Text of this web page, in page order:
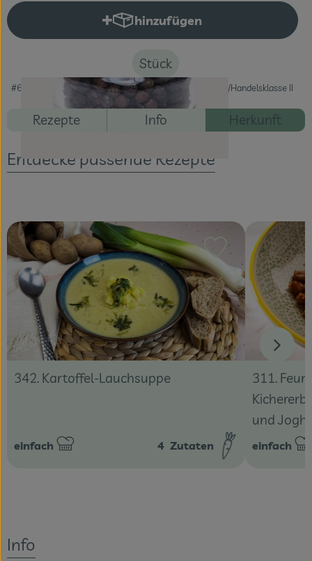
Veranstaltungen hinzufügen
Produkt zum Warenkorb
Stück
#60107 / Stück 128,67 €/ kg Handelsklasse II
Rezepte Info Herkunft
Entdecke passende Rezepte
342. Kartoffel-Lauchsuppe
Schwierigkeit:
einfach 4 Zutaten
Rezept zu
311.
und
einfach
Info